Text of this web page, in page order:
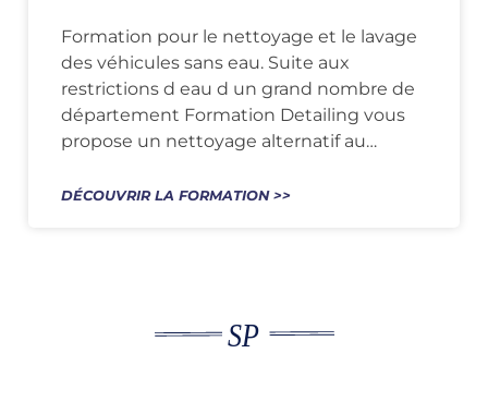
Formation pour le nettoyage et le lavage
des véhicules sans eau. Suite aux
restrictions d eau d un grand nombre de
département Formation Detailing vous
propose un nettoyage alternatif au…
DÉCOUVRIR LA FORMATION >>